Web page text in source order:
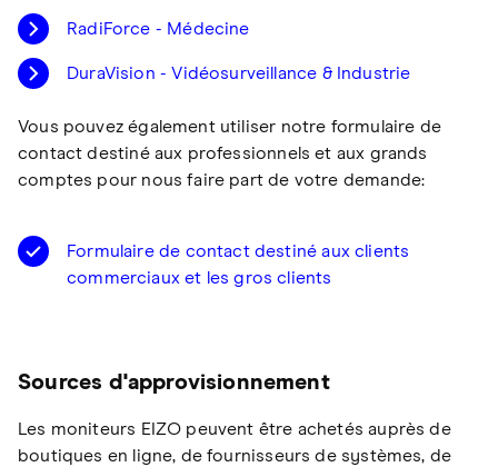
RadiForce - Médecine
DuraVision - Vidéosurveillance & Industrie
Vous pouvez également utiliser notre formulaire de
contact destiné aux professionnels et aux grands
comptes pour nous faire part de votre demande:
Formulaire de contact destiné aux clients
commerciaux et les gros clients
Sources d'approvisionnement
Les moniteurs EIZO peuvent être achetés auprès de
boutiques en ligne, de fournisseurs de systèmes, de